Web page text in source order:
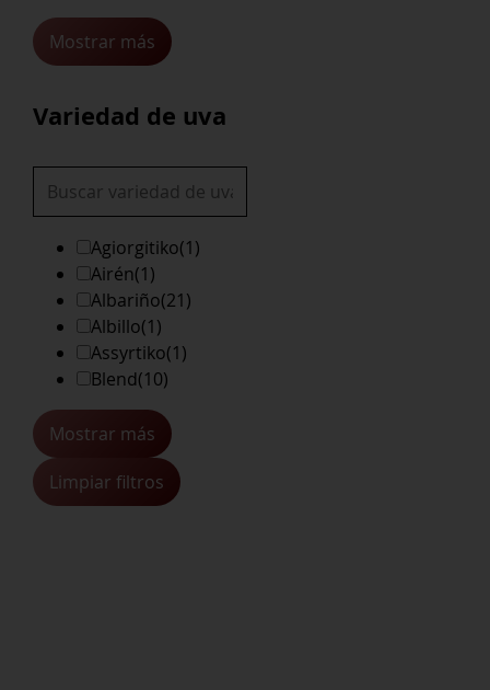
Mostrar más
Variedad de uva
Agiorgitiko(1)
Airén(1)
Albariño(21)
Albillo(1)
Assyrtiko(1)
Blend(10)
Mostrar más
Limpiar filtros